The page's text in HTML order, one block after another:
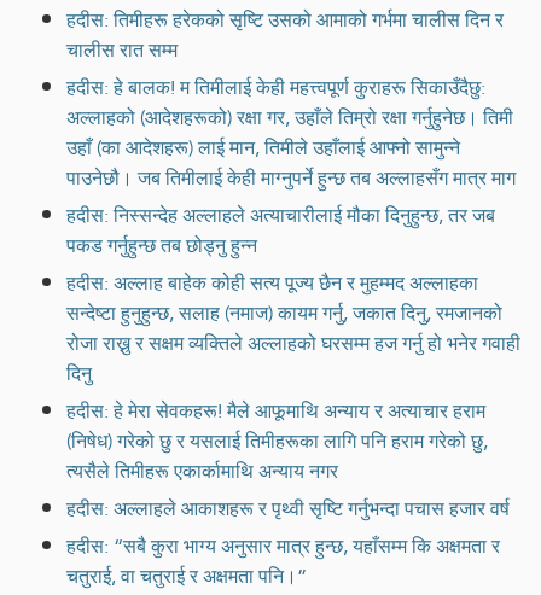
हदीस: तिमीहरू हरेकको सृष्टि उसको आमाको गर्भमा चालीस दिन र
चालीस रात सम्म
हदीस: हे बालक! म तिमीलाई केही महत्त्वपूर्ण कुराहरू सिकाउँदैछु:
अल्लाहको (आदेशहरूको) रक्षा गर, उहाँले तिम्रो रक्षा गर्नुहुनेछ। तिमी
उहाँ (का आदेशहरू) लाई मान, तिमीले उहाँलाई आफ्नो सामुन्ने
पाउनेछौ। जब तिमीलाई केही माग्नुपर्ने हुन्छ तब अल्लाहसँग मात्र माग
हदीस: निस्सन्देह अल्लाहले अत्याचारीलाई मौका दिनुहुन्छ, तर जब
पकड गर्नुहुन्छ तब छोड्नु हुन्न
हदीस: अल्लाह बाहेक कोही सत्य पूज्य छैन र मुहम्मद अल्लाहका
सन्देष्टा हुनुहुन्छ, सलाह (नमाज) कायम गर्नु, जकात दिनु, रमजानको
रोजा राख्नु र सक्षम व्यक्तिले अल्लाहको घरसम्म हज गर्नु हो भनेर गवाही
दिनु
हदीस: हे मेरा सेवकहरू! मैले आफूमाथि अन्याय र अत्याचार हराम
(निषेध) गरेको छु र यसलाई तिमीहरूका लागि पनि हराम गरेको छु,
त्यसैले तिमीहरू एकार्कामाथि अन्याय नगर
हदीस: अल्लाहले आकाशहरू र पृथ्वी सृष्टि गर्नुभन्दा पचास हजार वर्ष
हदीस: “सबै कुरा भाग्य अनुसार मात्र हुन्छ, यहाँसम्म कि अक्षमता र
चतुराई, वा चतुराई र अक्षमता पनि।”